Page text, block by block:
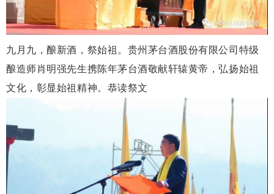
九月九，酿新酒，祭始祖。贵州茅台酒股份有限公司特级
酿造师肖明强先生携陈年茅台酒敬献轩辕黄帝，弘扬始祖
文化，彰显始祖精神。恭读祭文